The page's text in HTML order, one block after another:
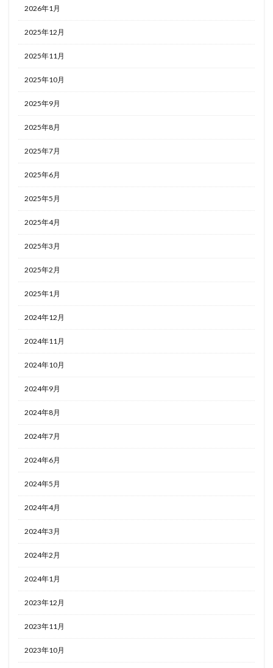
2026年1月
2025年12月
2025年11月
2025年10月
2025年9月
2025年8月
2025年7月
2025年6月
2025年5月
2025年4月
2025年3月
2025年2月
2025年1月
2024年12月
2024年11月
2024年10月
2024年9月
2024年8月
2024年7月
2024年6月
2024年5月
2024年4月
2024年3月
2024年2月
2024年1月
2023年12月
2023年11月
2023年10月